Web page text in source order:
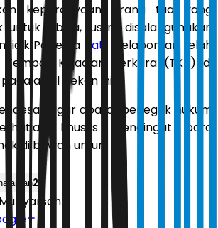
kepercayaan orang tua yang
dibina, justru disalahgunakan
​​Polresta
Pati
melaporkan telah
Kejadian Perkara (TKP) di
awal pekan ini.
agar aparat penegak hukum
khusus mengingat para
di bawah umur.
2